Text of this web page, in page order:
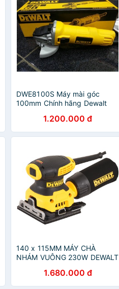
DWE8100S Máy mài góc
100mm Chính hãng Dewalt
1.200.000 đ
140 x 115MM MÁY CHÀ
NHÁM VUÔNG 230W DEWALT
1.680.000 đ